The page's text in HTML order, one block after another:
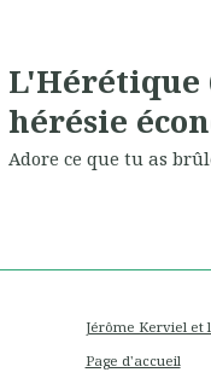
L'Hérétique
hérésie
Adore ce que tu as
Jérôme Kerviel et
Page d'accueil